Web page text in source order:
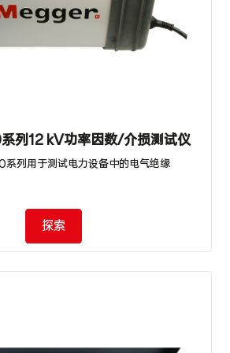
列12 kV功率因数/介损测试仪
列用于测试电力设备中的电气绝缘
探索